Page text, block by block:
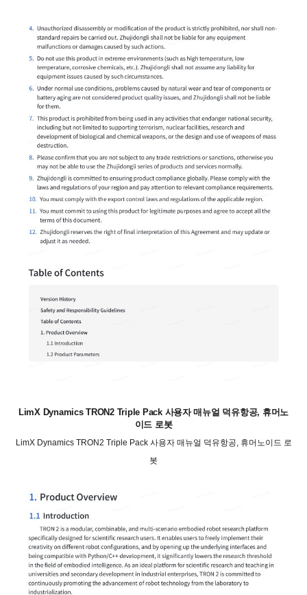
LimX Dynamics TRON2 Triple Pack 사용자 매뉴얼 덕유항공, 휴머노
이드 로봇
LimX Dynamics TRON2 Triple Pack 사용자 매뉴얼 덕유항공, 휴머노이드 로
봇